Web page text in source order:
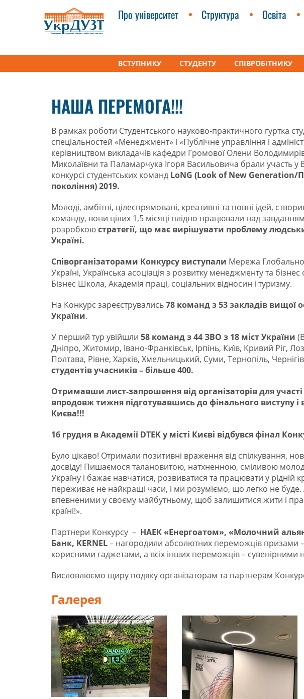
Про університет Структура Освіта
ВСТУПНИКУ СТУДЕНТУ СПІВРОБІТНИКУ
Факультети Студентське наукове життя НАША
НАША ПЕРЕМОГА!!!
В рамках роботи Студентського науково-практичного гуртка
спеціальностей «Менеджмент» і «Публічне управління і
керівництвом викладачів кафедри Громової Олени
Миколаївни та Паламарчука Ігоря Васильовича брали участь у
конкурсі студентських команд LoNG (Look of New Generation/
покоління) 2019.
Молоді, амбітні, цілеспрямовані, креативні та повні ідей,
команду, вони цілих 1,5 місяці плідно працювали над
розробкоюстратегії, що має вирішувати проблему
Україні.
Співорганізаторами Конкурсу виступали Мережа
Україні, Українська асоціація з розвитку менеджменту та бізнес
Бізнес Школа, Академія праці, соціальних відносин і туризму.
На Конкурс зареєструвались78 команд з 53 закладів вищої
України.
У перший тур увiйшли 58 команд з 44 ЗВО з 18 міст України
Дніпро, Житомир, Івано-Франківськ, Ірпінь, Київ, Кривий Ріг,
Полтава, Рівне, Харків, Хмельницький, Суми, Тернопіль,
студентів учасників – більше 400.
Отримавши лист-запрошення від організаторів для участі
впродовж тижня підготувавшись до фінального виступу
Києва!!!
16 грудня в Академії DTEKу місті Києві відбувся фінал
Було цікаво! Отримали позитивні враження від спілкування,
досвіду! Пишаємося талановитою, натхненною, сміливою
Україну і бажає навчатися, розвиватися та працювати у рідній
переживає не найкращі часи, і ми розуміємо, що легко не
впевненими у своєму майбутньому, щоб залишитися жити і
країні!».
Партнери Конкурсу – НАЕК «Енергоатом», «Молочний
Банк, KERNEL– нагородили абсолютних переможців призами
корисними гаджетами, а всіх інших переможців – сувенірними
Висловлюємо щиру подяку організаторам та партнерам
Галерея